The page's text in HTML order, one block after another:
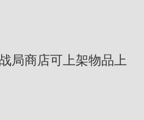
局商店可上架物品上